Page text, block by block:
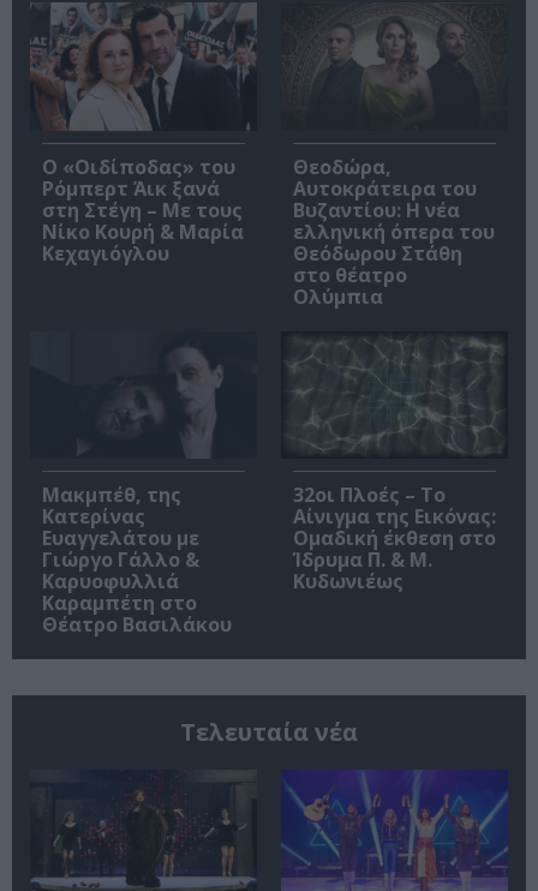
O «Οιδίποδας» του
Ρόμπερτ Άικ ξανά
στη Στέγη – Με τους
Νίκο Κουρή & Μαρία
Κεχαγιόγλου
Θεοδώρα,
Αυτοκράτειρα του
Βυζαντίου: Η νέα
ελληνική όπερα του
Θεόδωρου Στάθη
στο θέατρο
Ολύμπια
Μακμπέθ, της
Κατερίνας
Ευαγγελάτου με
Γιώργο Γάλλο &
Καρυοφυλλιά
Καραμπέτη στο
Θέατρο Βασιλάκου
32οι Πλοές – Το
Αίνιγμα της Εικόνας:
Ομαδική έκθεση στο
Ίδρυμα Π. & Μ.
Κυδωνιέως
Τελευταία νέα